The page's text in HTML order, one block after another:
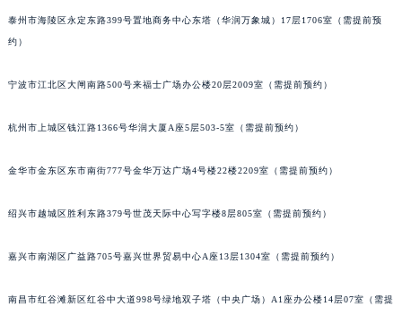
泰州市海陵区永定东路399号置地商务中心东塔（华润万象城）17层1706室（需提前预
约）
宁波市江北区大闸南路500号来福士广场办公楼20层2009室（需提前预约）
杭州市上城区钱江路1366号华润大厦A座5层503-5室（需提前预约）
金华市金东区东市南街777号金华万达广场4号楼22楼2209室（需提前预约）
绍兴市越城区胜利东路379号世茂天际中心写字楼8层805室（需提前预约）
嘉兴市南湖区广益路705号嘉兴世界贸易中心A座13层1304室（需提前预约）
南昌市红谷滩新区红谷中大道998号绿地双子塔（中央广场）A1座办公楼14层07室（需提